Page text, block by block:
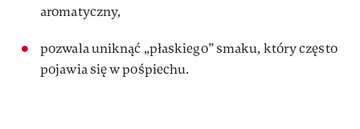
aromatyczny,
pozwala uniknąć „płaskiego” smaku, który często
pojawia się w pośpiechu.